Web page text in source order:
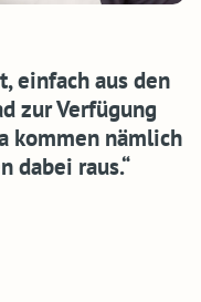
einfach aus den
zur Verfügung
kommen nämlich
dabei raus.“